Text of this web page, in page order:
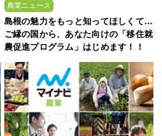
農業ニュース
島根の魅力をもっと知ってほしくて…
ご縁の国から、あなた向けの「移住就
農促進プログラム」はじめます！！